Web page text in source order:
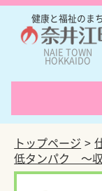
健康と福祉のまち
NAIE TOWN
HOKKAIDO
トップページ
低タンパク ～